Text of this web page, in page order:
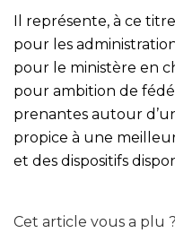
Il représente, à ce
pour les
pour le ministère en
pour ambition de
prenantes autour
propice à une
et des dispositifs
Cet article vous a plu